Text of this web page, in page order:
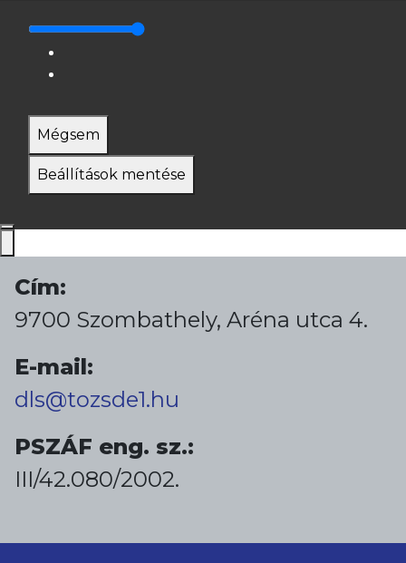
Mégsem
Beállítások mentése
Cím:
9700 Szombathely, Aréna utca 4.
E-mail:
dls@tozsde1.hu
PSZÁF eng. sz.:
III/42.080/2002.